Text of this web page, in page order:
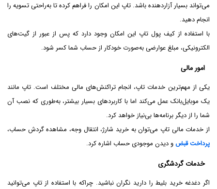
می‌تواند بسیار آزاردهنده باشد. تاپ این امکان را فراهم کرده تا به‌راحتی تسویه را
انجام دهید.
با استفاده از کیف پول تاپ این امکان وجود دارد که پس از عبور از گیت‌های
الکترونیکی، مبلغ عوارضی به‌صورت خودکار از حساب شما کسر شود.
امور مالی
یکی از مهم‌ترین خدمات تاپ، انجام تراکنش‌های مالی مختلف است. تاپ مانند
یک موبایل‌بانک عمل می‌کند اما با کاربردهای بسیار بیشتر، به‌طوری که نصب آن
شما را از دیگر برنامه‌ها بی‌نیاز خواهد کرد.
از خدمات مالی تاپ می‌توان به خرید شارژ، انتقال وجه، مشاهده گردش حساب،
پرداخت قبضو دیدن موجودی حساب اشاره کرد.
خدمات گردشگری
اگر دغدغه خرید بلیط را دارید نگران نباشید. چراکه با استفاده از تاپ می‌توانید